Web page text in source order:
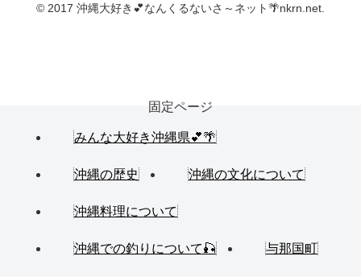
© 2017 沖縄大好き💕なんくるないさ～ネット🌴nkrn.net.
固定ページ
みんな大好き沖縄県💕🌴
沖縄の歴史 沖縄の文化について
沖縄料理について
沖縄での釣りについて🎣 与那国町